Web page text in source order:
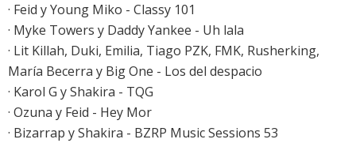
· Feid y Young Miko - Classy 101
· Myke Towers y Daddy Yankee - Uh lala
· Lit Killah, Duki, Emilia, Tiago PZK, FMK, Rusherking,
María Becerra y Big One - Los del despacio
· Karol G y Shakira - TQG
· Ozuna y Feid - Hey Mor
· Bizarrap y Shakira - BZRP Music Sessions 53